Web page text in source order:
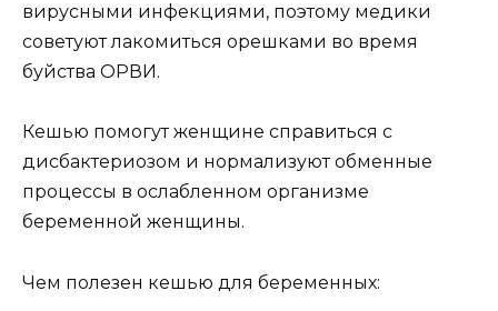
вирусными инфекциями, поэтому медики
советуют лакомиться орешками во время
буйства ОРВИ.
Кешью помогут женщине справиться с
дисбактериозом и нормализуют обменные
процессы в ослабленном организме
беременной женщины.
Чем полезен кешью для беременных: